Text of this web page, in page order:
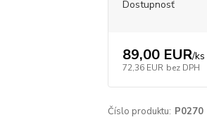
Dostupnosť
89,00 EUR/ks
72,36 EUR bez DPH
Číslo produktu: P0270